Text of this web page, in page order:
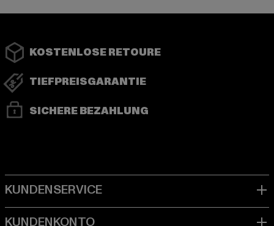
KOSTENLOSE RETOURE
TIEFPREISGARANTIE
SICHERE BEZAHLUNG